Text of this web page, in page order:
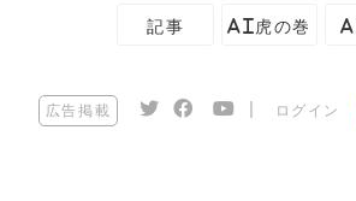
記事 AI虎の巻
広告掲載 ログイン